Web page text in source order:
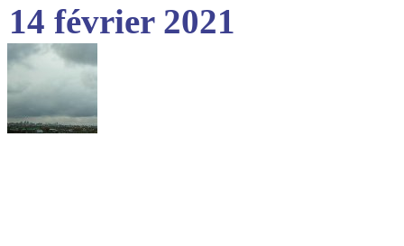
14 février 2021